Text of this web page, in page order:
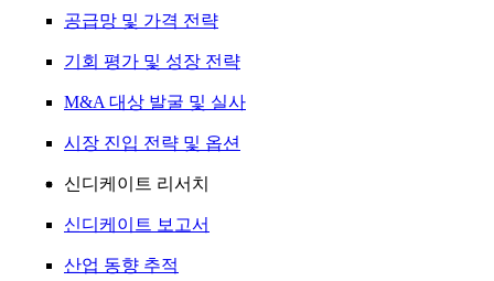
공급망 및 가격 전략
기회 평가 및 성장 전략
M&A 대상 발굴 및 실사
시장 진입 전략 및 옵션
신디케이트 리서치
신디케이트 보고서
산업 동향 추적